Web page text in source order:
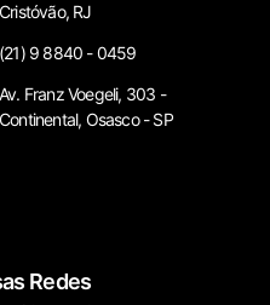
Cristóvão, RJ
(21) 9 8840 - 0459
Av. Franz Voegeli, 303 -
Continental, Osasco - SP
Redes